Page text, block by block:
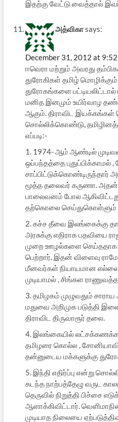
இதற்கு வேட்டு வைத்தால்
அத்விகாsays:
December 31, 2012 at
ஈவெரா மற்றும் அவரது
துரோகிகள் தமிழ்
துரோகங்களை
மனித இனமும் உயிர்வாழ
ஆகும். திராவிட இயக்கங்கள்
சொல்லிக்கொண்டு,
எப்படி:-
1. 1974- ஆம் ஆண்டில்
ஒப்பந்தத்தை புதுப்பிக்காமல்
சாப்பிட்டுக்கொண்டிருந்தார்
மூத்த தலைவர் கருணா. அதன்
பாலைவனம் போல
தற்கொலை செய்துகொள்ளும்
2. கச்ச தீவை இலங்கைக்கு
அரசுக்கு எதிராக பதவியை
முறை ஊழல்களை செய்ததாக
பெற்றார். இதன் விளைவு
மீனவர்கள் நியாயமான
முடியாமல் , சிங்கள
3. தமிழகம் முழுவதும்
மதுவை அறிமுக படுத்தி
திராவிட திருவாரூர் தலை.
4. இலங்கையில்
தமிழரை கொல்ல ,
தன்னுடைய மக்களுக்கு
5. இந்தி எதிர்ப்பு என்று
கடந்த நாற்பத்தேழு வருட
தெருவில் நிறுத்தி பிச்சை
ஆளாக்கிவிட்டார்.
முடியாத நிலையை